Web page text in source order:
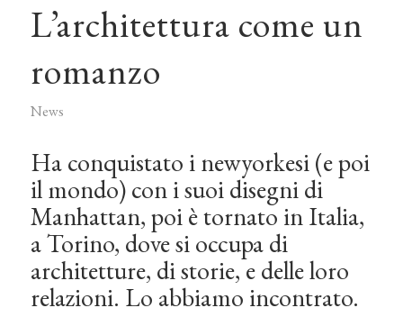
L’architettura come un
romanzo
News
Ha conquistato i newyorkesi (e poi
il mondo) con i suoi disegni di
Manhattan, poi è tornato in Italia,
a Torino, dove si occupa di
architetture, di storie, e delle loro
relazioni. Lo abbiamo incontrato.